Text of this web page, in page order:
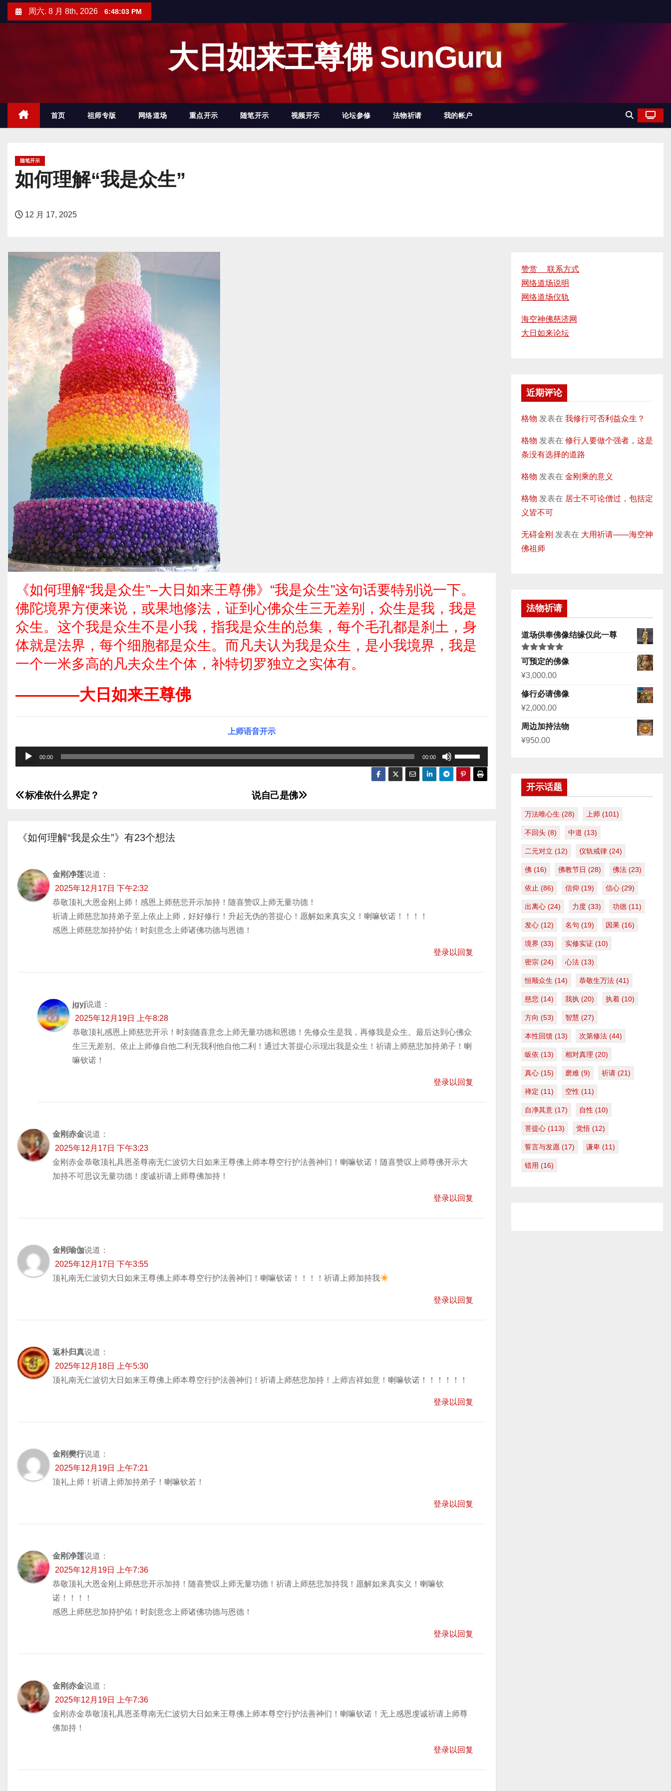
周六. 8 月 8th, 2026 6:48:04 PM
大日如来王尊佛 SunGuru
首页 祖师专版 网络道场 重点开示 随笔开示 视频开示 论坛参修 法物祈请 我的帐户
随笔开示
如何理解“我是众生”
12 月 17, 2025
《如何理解“我是众生”–大日如来王尊佛》“我是众生”这句话要特别说一下。
佛陀境界方便来说，或果地修法，证到心佛众生三无差别，众生是我，我是
众生。这个我是众生不是小我，指我是众生的总集，每个毛孔都是刹土，身
体就是法界，每个细胞都是众生。而凡夫认为我是众生，是小我境界，我是
一个一米多高的凡夫众生个体，补特切罗独立之实体有。
————大日如来王尊佛
上师语音开示
频
放
00:00 00:00
使
用
上
音
文
导
说自己是佛
标准依什么界定？
《如何理解“我是众生”》有23个想法
金刚净莲说道：
2025年12月17日 下午2:32
恭敬顶礼大恩金刚上师！感恩上师慈悲开示加持！随喜赞叹上师无量功德！
祈请上师慈悲加持弟子至上依止上师，好好修行！升起无伪的菩提心！愿解如来真实义！喇嘛钦诺！！！！
感恩上师慈悲加持护佑！时刻意念上师诸佛功德与恩德！
登录以回复
jgyj说道：
2025年12月19日 上午8:28
恭敬顶礼感恩上师慈悲开示！时刻随喜意念上师无量功德和恩德！先修众生是我，再修我是众生。最后达到心佛众
生三无差别。依止上师修自他二利无我利他自他二利！通过大菩提心示现出我是众生！祈请上师慈悲加持弟子！喇
嘛钦诺！
登录以回复
金刚赤金说道：
2025年12月17日 下午3:23
金刚赤金恭敬顶礼具恩圣尊南无仁波切大日如来王尊佛上师本尊空行护法善神们！喇嘛钦诺！随喜赞叹上师尊佛开示大
加持不可思议无量功德！虔诚祈请上师尊佛加持！
登录以回复
金刚瑜伽说道：
2025年12月17日 下午3:55
顶礼南无仁波切大日如来王尊佛上师本尊空行护法善神们！喇嘛钦诺！！！！祈请上师加持我
登录以回复
返朴归真说道：
2025年12月18日 上午5:30
顶礼南无仁波切大日如来王尊佛上师本尊空行护法善神们！祈请上师慈悲加持！上师吉祥如意！喇嘛钦诺！！！！！！
登录以回复
金刚樊行说道：
2025年12月19日 上午7:21
顶礼上师！祈请上师加持弟子！喇嘛钦若！
登录以回复
金刚净莲说道：
2025年12月19日 上午7:36
恭敬顶礼大恩金刚上师慈悲开示加持！随喜赞叹上师无量功德！祈请上师慈悲加持我！愿解如来真实义！喇嘛钦
诺！！！！
感恩上师慈悲加持护佑！时刻意念上师诸佛功德与恩德！
登录以回复
金刚赤金说道：
2025年12月19日 上午7:36
金刚赤金恭敬顶礼具恩圣尊南无仁波切大日如来王尊佛上师本尊空行护法善神们！喇嘛钦诺！无上感恩虔诚祈请上师尊
佛加持！
登录以回复
赞赏 联系方式
网络道场说明
网络道场仪轨
海空神佛慈济网
大日如来论坛
近期评论
格物 发表在 我修行可否利益众生？
格物 发表在 修行人要做个强者，这是
条没有选择的道路
格物 发表在 金刚乘的意义
格物 发表在 居士不可论僧过，包括定
义皆不可
无碍金刚 发表在 大用祈请——海空神
佛祖师
法物祈请
道场供奉佛像结缘仅此一尊
评分5.00
&sol; 5
可预定的佛像
¥3,000.00
修行必请佛像
¥2,000.00
周边加持法物
¥950.00
开示话题
万法唯心生 (28) 上师 (101)
不回头 (8) 中道 (13)
二元对立 (12) 仪轨戒律 (24)
佛 (16) 佛教节日 (28) 佛法 (23)
依止 (86) 信仰 (19) 信心 (29)
出离心 (24) 力度 (33) 功德 (11)
发心 (12) 名句 (19) 因果 (16)
境界 (33) 实修实证 (10)
密宗 (24) 心法 (13)
恒顺众生 (14) 恭敬生万法 (41)
慈悲 (14) 我执 (20) 执着 (10)
方向 (53) 智慧 (27)
本性回馈 (13) 次第修法 (44)
皈依 (13) 相对真理 (20)
真心 (15) 磨难 (9) 祈请 (21)
禅定 (11) 空性 (11)
自净其意 (17) 自性 (10)
菩提心 (113) 觉悟 (12)
誓言与发愿 (17) 谦卑 (11)
错用 (16)